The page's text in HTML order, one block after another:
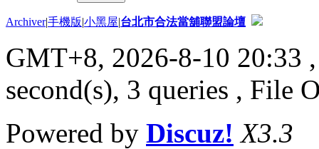
Archiver|手機版|小黑屋|台北市合法當舖聯盟論壇
GMT+8, 2026-8-10 20:33
second(s), 3 queries , File
Powered by Discuz! X3.3